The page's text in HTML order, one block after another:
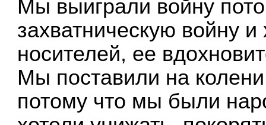
Мы выиграли войну
захватническую войну
носителей, ее
Мы поставили на
потому что мы были